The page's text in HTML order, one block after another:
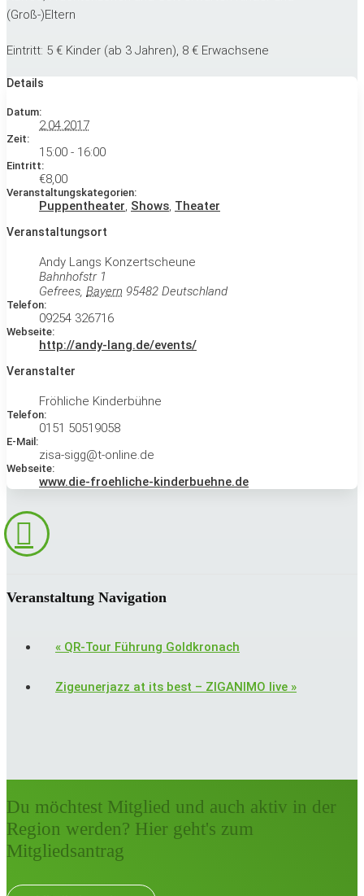
(Groß-)Eltern
Eintritt: 5 € Kinder (ab 3 Jahren), 8 € Erwachsene
Details
Datum:
2.04.2017
Zeit:
15:00 - 16:00
Eintritt:
€8,00
Veranstaltungskategorien:
Puppentheater, Shows, Theater
Veranstaltungsort
Andy Langs Konzertscheune
Bahnhofstr 1
Gefrees, Bayern 95482 Deutschland
Telefon:
09254 326716
Webseite:
http://andy-lang.de/events/
Veranstalter
Fröhliche Kinderbühne
Telefon:
0151 50519058
E-Mail:
zisa-sigg@t-online.de
Webseite:
www.die-froehliche-kinderbuehne.de
Veranstaltung Navigation
« QR-Tour Führung Goldkronach
Zigeunerjazz at its best – ZIGANIMO live »
Du möchtest Mitglied und auch aktiv in der
Region werden? Hier geht's zum
Mitgliedsantrag